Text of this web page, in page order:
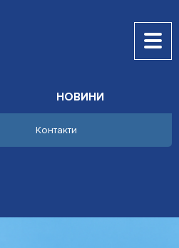
НОВИНИ
Контакти